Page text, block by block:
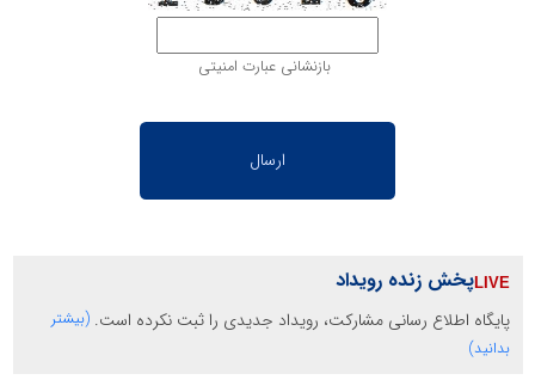
بازنشانی عبارت امنیتی
پخش زنده رویداد
پایگاه اطلاع رسانی مشارکت، رویداد جدیدی را ثبت نکرده است. (بیشتر
بدانید)